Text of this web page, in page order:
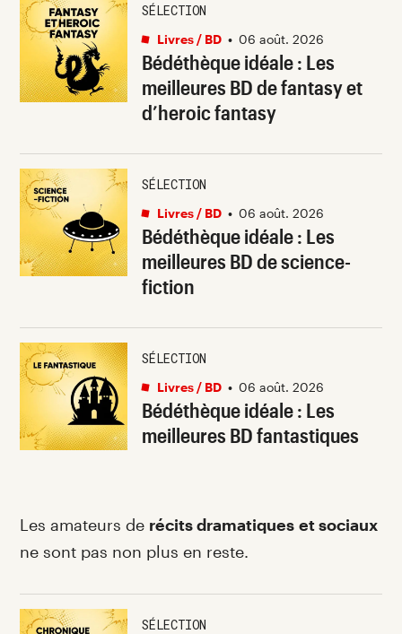
Bédéthèque idéale : Les
meilleures BD de fantasy et
d’heroic fantasy
SÉLECTION
Livres / BD • 06 août. 2026
Bédéthèque idéale : Les
meilleures BD de science-
fiction
SÉLECTION
Livres / BD • 06 août. 2026
Bédéthèque idéale : Les
meilleures BD fantastiques
SÉLECTION
Livres / BD • 06 août. 2026
Les amateurs de récits dramatiques et sociaux
ne sont pas non plus en reste.
SÉLECTION